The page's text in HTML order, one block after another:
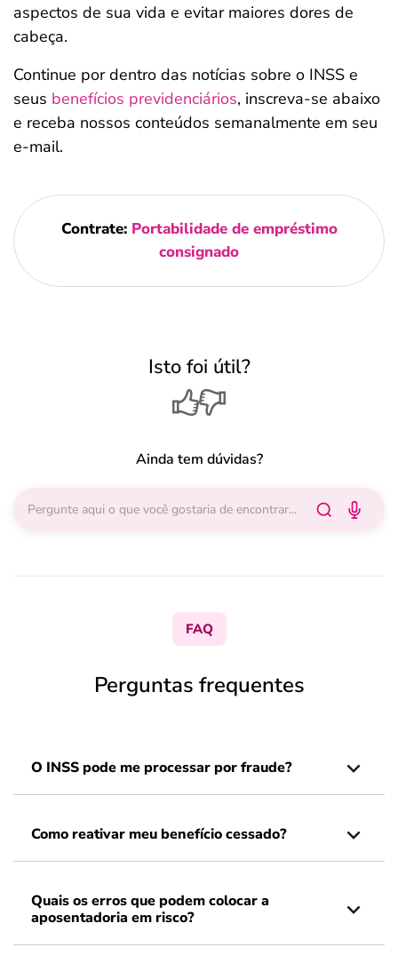
aspectos de sua vida e evitar maiores dores de
cabeça.
Continue por dentro das notícias sobre o INSS e
seus benefícios previdenciários, inscreva-se abaixo
e receba nossos conteúdos semanalmente em seu
e-mail.
Contrate: Portabilidade de empréstimo
consignado
Isto foi útil?
Ainda tem dúvidas?
FAQ
Perguntas frequentes
O INSS pode me processar por fraude?
Como reativar meu benefício cessado?
Quais os erros que podem colocar a
aposentadoria em risco?